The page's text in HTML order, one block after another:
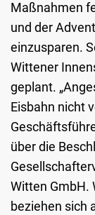
Maßnahmen
und der
einzusparen.
Wittener
geplant.
Eisbahn nicht
über die
Witten GmbH.
beziehen sich